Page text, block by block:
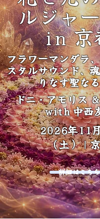
ルジャ
in 京
フラワーマンダラ
スタルサウンド、
りなす聖な
ドニ・アモリス
with 中西
2026年11
（土）｜
詳細はこちら